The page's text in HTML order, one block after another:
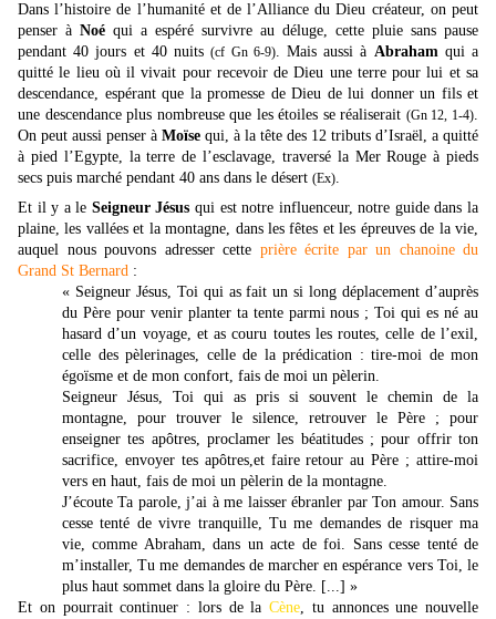
Dans l’histoire de l’humanité et de l’Alliance du Dieu créateur, on peut
penser à Noé qui a espéré survivre au déluge, cette pluie sans pause
pendant 40 jours et 40 nuits(cf Gn 6-9). Mais aussi à Abraham qui a
quitté le lieu où il vivait pour recevoir de Dieu une terre pour lui et sa
descendance, espérant que la promesse de Dieu de lui donner un fils et
une descendance plus nombreuse que les étoiles se réaliserait (Gn 12, 1-4).
On peut aussi penser à Moïse qui, à la tête des 12 tributs d’Israël, a quitté
à pied l’Egypte, la terre de l’esclavage, traversé la Mer Rouge à pieds
secs puis marché pendant 40 ans dans le désert (Ex).
Et il y a le Seigneur Jésus qui est notre influenceur, notre guide dans la
plaine, les vallées et la montagne, dans les fêtes et les épreuves de la vie,
auquel nous pouvons adresser cette prière écrite par un chanoine du
Grand St Bernard :
« Seigneur Jésus, Toi qui as fait un si long déplacement d’auprès
du Père pour venir planter ta tente parmi nous ; Toi qui es né au
hasard d’un voyage, et as couru toutes les routes, celle de l’exil,
celle des pèlerinages, celle de la prédication : tire-moi de mon
égoïsme et de mon confort, fais de moi un pèlerin.
Seigneur Jésus, Toi qui as pris si souvent le chemin de la
montagne, pour trouver le silence, retrouver le Père ; pour
enseigner tes apôtres, proclamer les béatitudes ; pour offrir ton
sacrifice, envoyer tes apôtres,et faire retour au Père ; attire-moi
vers en haut, fais de moi un pèlerin de la montagne.
J’écoute Ta parole, j’ai à me laisser ébranler par Ton amour. Sans
cesse tenté de vivre tranquille, Tu me demandes de risquer ma
vie, comme Abraham, dans un acte de foi. Sans cesse tenté de
m’installer, Tu me demandes de marcher en espérance vers Toi, le
plus haut sommet dans la gloire du Père. [...] »
Et on pourrait continuer : lors de la Cène, tu annonces une nouvelle